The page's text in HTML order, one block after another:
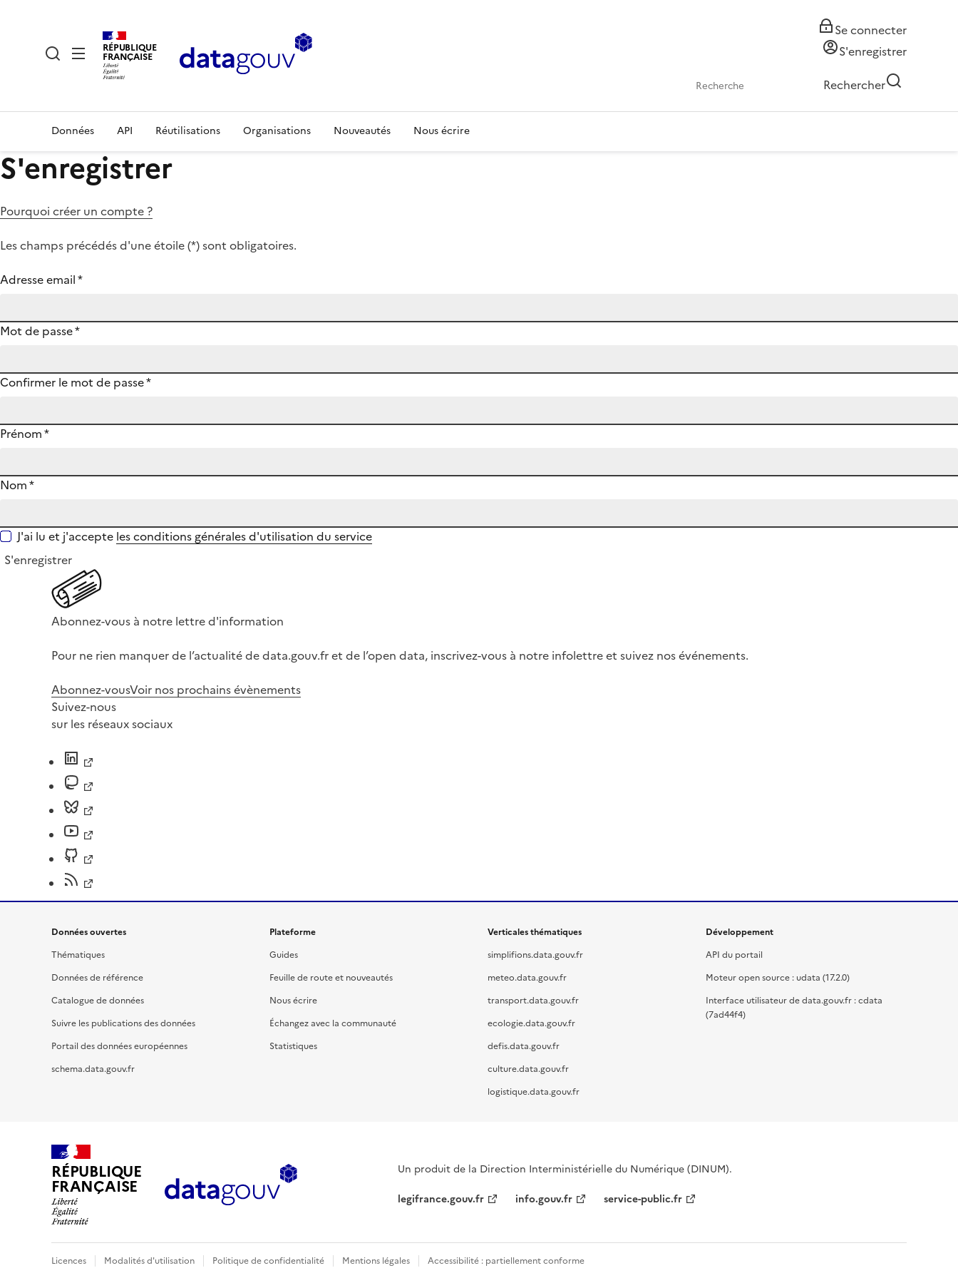
RÉPUBLIQUE
FRANÇAISE
Se connecter
S'enregistrer
Rechercher
Données API Réutilisations Organisations Nouveautés Nous écrire
S'enregistrer
Pourquoi créer un compte ?
Les champs précédés d'une étoile (*) sont obligatoires.
Adresse email*
Mot de passe*
Confirmer le mot de passe*
Prénom*
Nom*
J'ai lu et j'accepte les conditions générales d'utilisation du service
S'enregistrer
Abonnez-vous à notre lettre d'information
Pour ne rien manquer de l’actualité de data.gouv.fr et de l’open data, inscrivez-vous à notre infolettre et suivez nos événements.
Abonnez-vousVoir nos prochains évènements
Suivez-nous
sur les réseaux sociaux
Données ouvertes
Thématiques
Données de référence
Catalogue de données
Suivre les publications des données
Portail des données européennes
schema.data.gouv.fr
Plateforme
Guides
Feuille de route et nouveautés
Nous écrire
Échangez avec la communauté
Statistiques
Verticales thématiques
simplifions.data.gouv.fr
meteo.data.gouv.fr
transport.data.gouv.fr
ecologie.data.gouv.fr
defis.data.gouv.fr
culture.data.gouv.fr
logistique.data.gouv.fr
Développement
API du portail
Moteur open source : udata (17.2.0)
Interface utilisateur de data.gouv.fr : cdata
(7ad44f4)
RÉPUBLIQUE
FRANÇAISE
Un produit de la Direction Interministérielle du Numérique (DINUM).
legifrance.gouv.fr
info.gouv.fr service-public.fr
Licences Modalités d'utilisation Politique de confidentialité Mentions légales Accessibilité : partiellement conforme